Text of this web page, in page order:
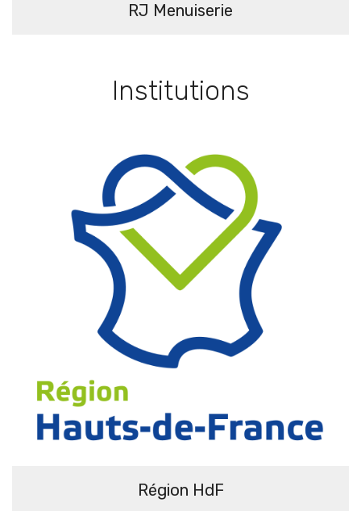
RJ Menuiserie
Institutions
Région HdF